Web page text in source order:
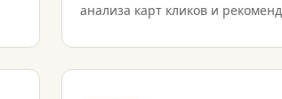
анализа карт кликов и